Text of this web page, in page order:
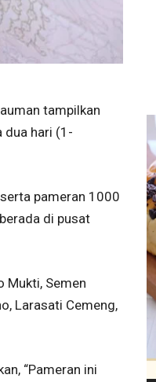
tampilkan
dua hari (1-
pameran 1000
di pusat
Mukti, Semen
Larasati Cemeng,
“Pameran ini